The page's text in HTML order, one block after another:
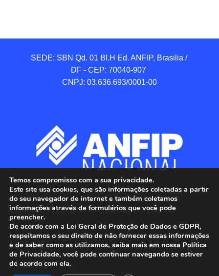
SEDE: SBN Qd. 01 BI.H Ed. ANFIP, Brasilia /
DF - CEP: 70040-907
CNPJ: 03.636.693/0001-00
ANFIP - Associação Nacional dos Auditores
Fiscais da Receita Federal do Brasil.
Temos compromisso com a sua privacidade.
Este site usa cookies, que são informações coletadas a partir
do seu navegador de internet e também coletamos
informações através de formulários que você pode
preencher.
De acordo com a Lei Geral de Proteção de Dados e GDPR,
respeitamos o seu direito de não fornecer essas informações
e de saber como as utilizamos, saiba mais em nossa Política
de Privacidade, você pode continuar navegando se estiver
de acordo com ela.